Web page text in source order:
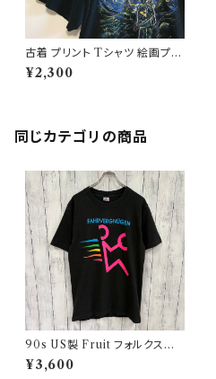
古着 プリント Tシャツ 絵画プリ
ント
¥2,300
同じカテゴリの商品
90s US製 Fruit フォルクスワ
ーゲン シングルステッチTシャツ
ヴィンテージTシャツ アド 企業
¥3,600